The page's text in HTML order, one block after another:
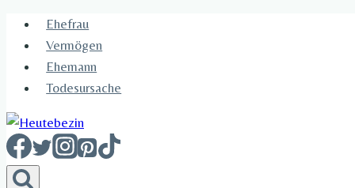
Skip
content
Ehefrau​
Vermögen
Ehemann
Todesursache